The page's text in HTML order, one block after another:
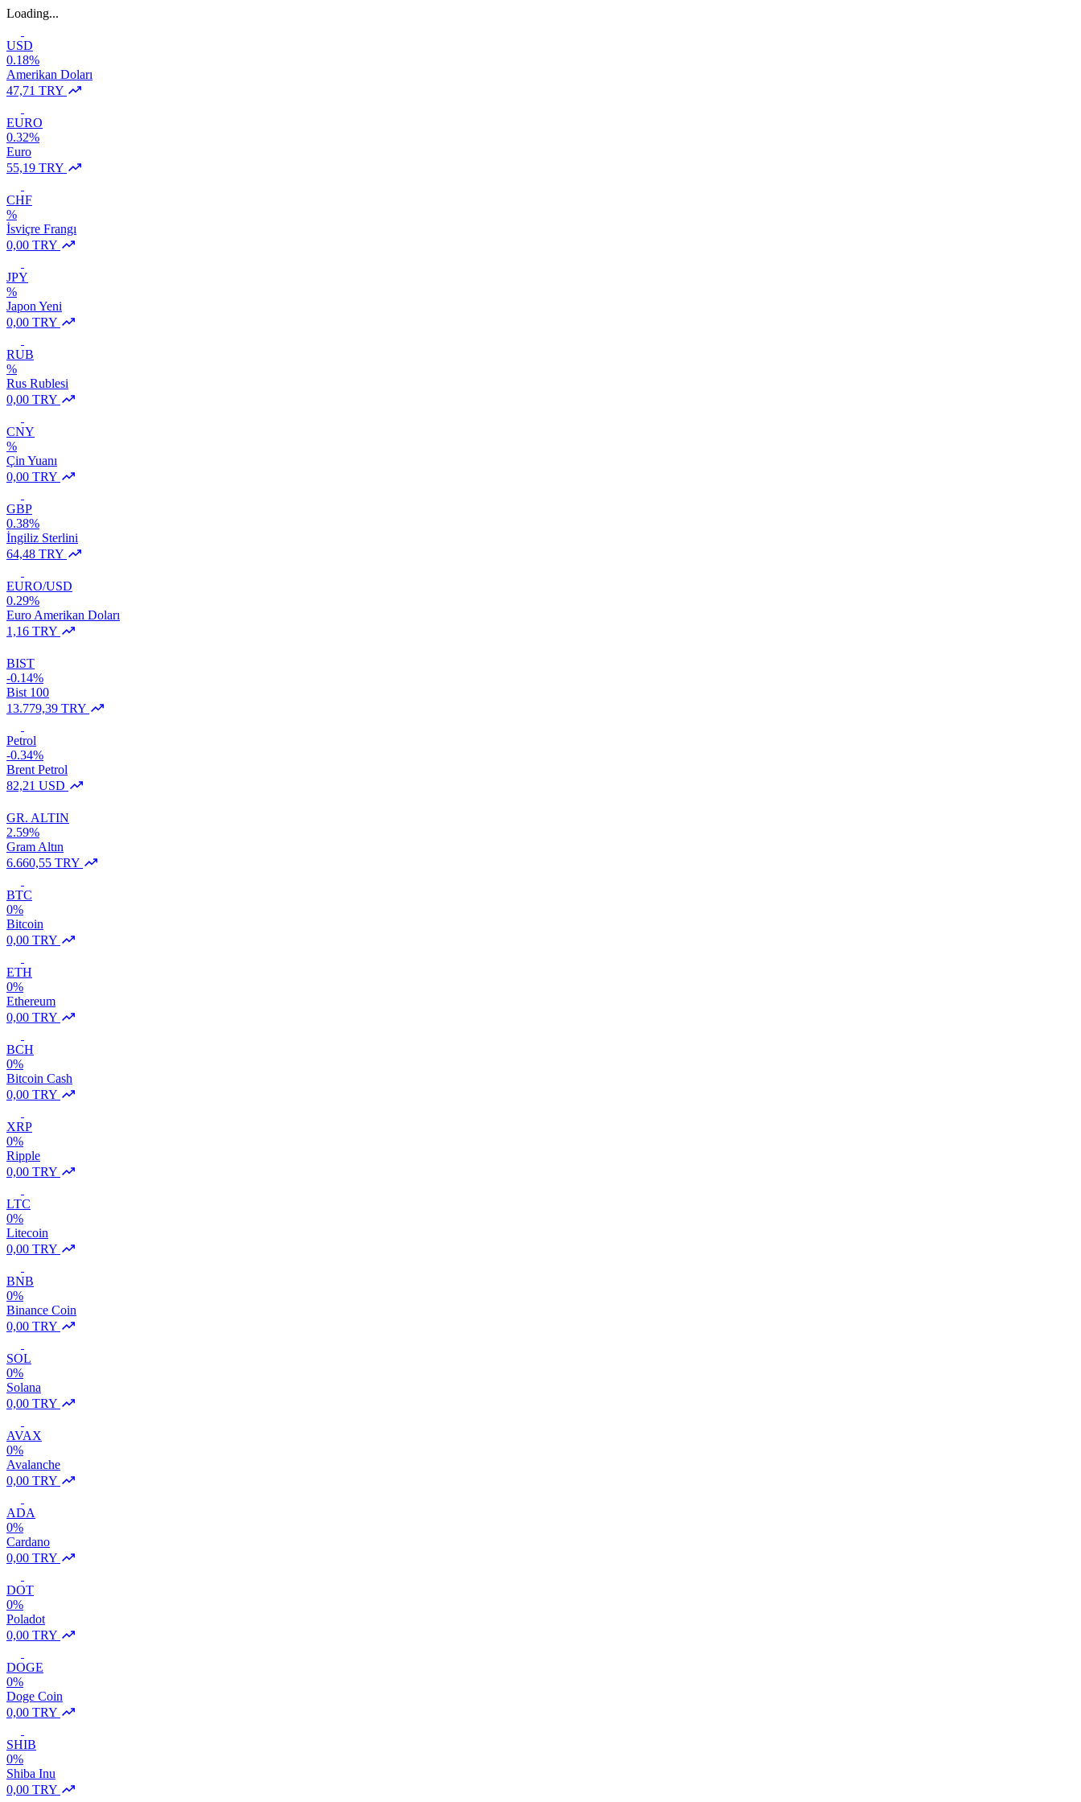
Loading...
USD
0.18%
Amerikan Doları
47,71 TRY
EURO
0.32%
Euro
55,19 TRY
CHF
%
İsviçre Frangı
0,00 TRY
JPY
%
Japon Yeni
0,00 TRY
RUB
%
Rus Rublesi
0,00 TRY
CNY
%
Çin Yuanı
0,00 TRY
GBP
0.38%
İngiliz Sterlini
64,48 TRY
EURO/USD
0.29%
Euro Amerikan Doları
1,16 TRY
BIST
-0.14%
Bist 100
13.779,39 TRY
Petrol
-0.34%
Brent Petrol
82,21 USD
GR. ALTIN
2.59%
Gram Altın
6.660,55 TRY
BTC
0%
Bitcoin
0,00 TRY
ETH
0%
Ethereum
0,00 TRY
BCH
0%
Bitcoin Cash
0,00 TRY
XRP
0%
Ripple
0,00 TRY
LTC
0%
Litecoin
0,00 TRY
BNB
0%
Binance Coin
0,00 TRY
SOL
0%
Solana
0,00 TRY
AVAX
0%
Avalanche
0,00 TRY
ADA
0%
Cardano
0,00 TRY
DOT
0%
Poladot
0,00 TRY
DOGE
0%
Doge Coin
0,00 TRY
SHIB
0%
Shiba Inu
0,00 TRY